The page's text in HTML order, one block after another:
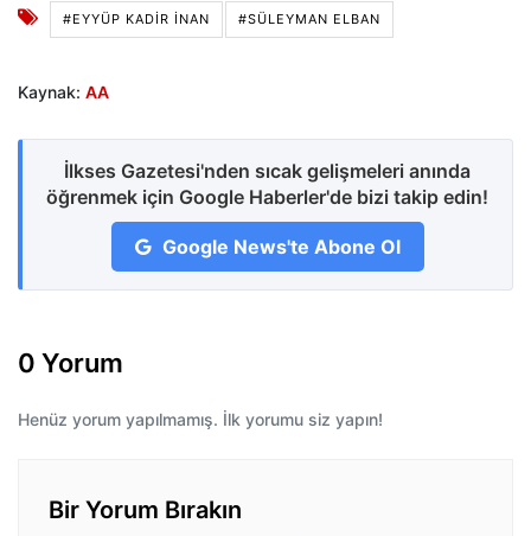
#EYYÜP KADIR İNAN #SÜLEYMAN ELBAN
Kaynak: AA
İlkses Gazetesi'nden sıcak gelişmeleri anında
öğrenmek için Google Haberler'de bizi takip edin!
Google News'te Abone Ol
0 Yorum
Henüz yorum yapılmamış. İlk yorumu siz yapın!
Bir Yorum Bırakın